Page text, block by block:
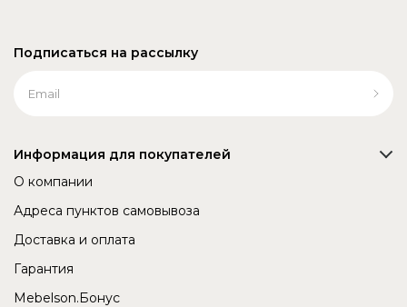
Подписаться на рассылку
Информация для покупателей
О компании
Адреса пунктов самовывоза
Доставка и оплата
Гарантия
Mebelson.Бонус